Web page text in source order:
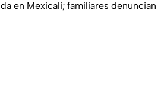
en Mexicali; familiares